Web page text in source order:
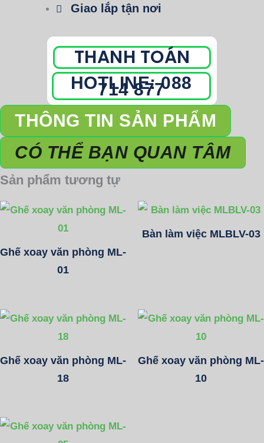
Giao lắp tận nơi
THANH TOÁN
HOTLINE: 088
714 877
THÔNG TIN SẢN PHẨM
CÓ THỂ BẠN QUAN TÂM
Sản phẩm tương tự
Ghế xoay văn phòng ML-
01
Bàn làm việc MLBLV-03
Ghế xoay văn phòng ML-
18
Ghế xoay văn phòng ML-
10